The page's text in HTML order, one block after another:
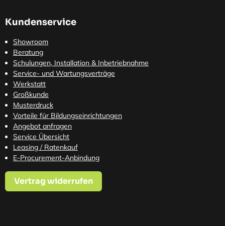
Kundenservice
Showroom
Beratung
Schulungen, Installation & Inbetriebnahme
Service- und Wartungsverträge
Werkstatt
Großkunde
Musterdruck
Vorteile für Bildungseinrichtungen
Angebot anfragen
Service Übersicht
Leasing / Ratenkauf
E-Procurement-Anbindung
Vertrag widerrufen